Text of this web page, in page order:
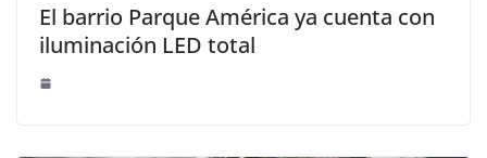
El barrio Parque América ya cuenta con
iluminación LED total